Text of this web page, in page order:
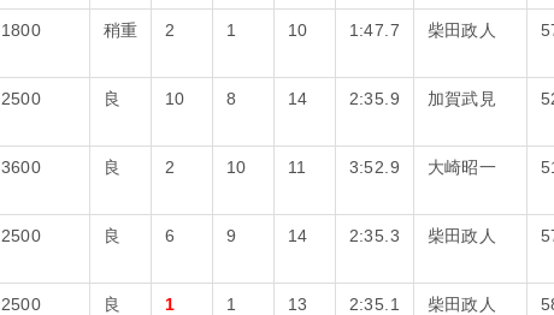
1800 稍重 2 1 10 1:47.7 柴田政人
2500 良 10 8 14 2:35.9 加賀武見
3600 良 2 10 11 3:52.9 大崎昭一
2500 良 6 9 14 2:35.3 柴田政人
2500 良 1 1 13 2:35.1 柴田政人